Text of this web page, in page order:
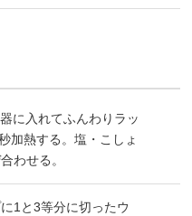
に入れてふんわりラッ
加熱する。塩・こしょ
わせる。
1と3等分に切ったウ